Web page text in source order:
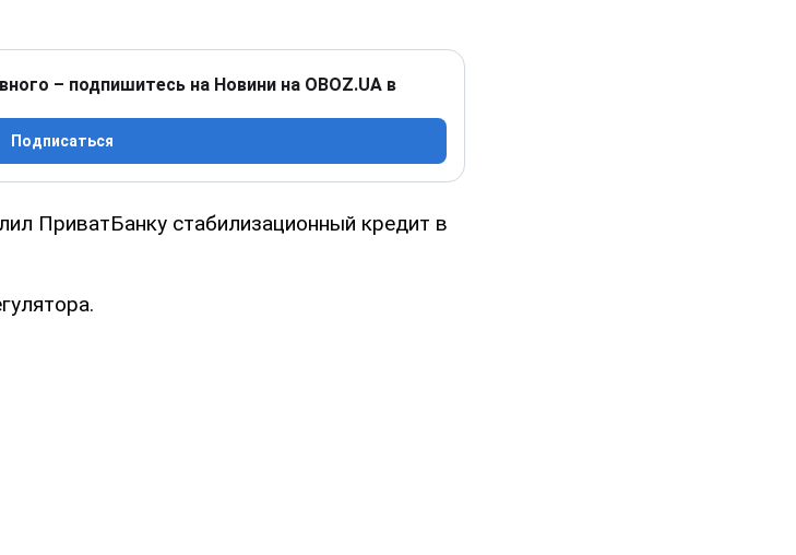
– подпишитесь на Новини на OBOZ.UA в
Подписаться
ПриватБанку стабилизационный кредит в